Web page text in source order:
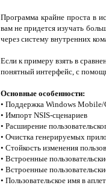
Программа крайне проста в
вам не придется изучать
через систему внутренних
Если к примеру взять в
понятный интерфейс, с
Основные особенности:
• Поддержка Windows Mobile/
• Импорт NSIS-сценариев
• Расширение
• Очистка генерируемых
• Стойкость изменения
• Встроенные
• Встроенные
• Пользовательское имя в